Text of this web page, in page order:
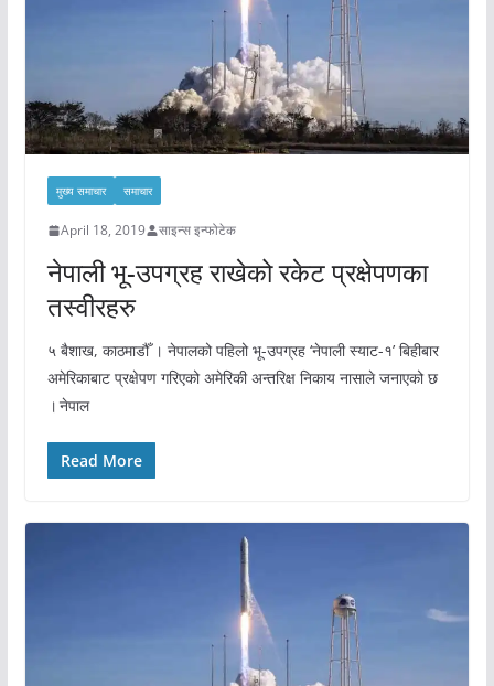
मुख्य समाचार समाचार
April 18, 2019 साइन्स इन्फोटेक
नेपाली भू-उपग्रह राखेको रकेट प्रक्षेपणका
तस्वीरहरु
५ बैशाख, काठमाडौँ । नेपालको पहिलो भू-उपग्रह ‘नेपाली स्याट-१’ बिहीबार
अमेरिकाबाट प्रक्षेपण गरिएको अमेरिकी अन्तरिक्ष निकाय नासाले जनाएको छ
। नेपाल
Read More